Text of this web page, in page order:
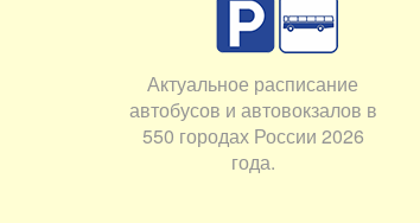
Актуальное расписание
автобусов и автовокзалов в
550 городах России 2026
года.